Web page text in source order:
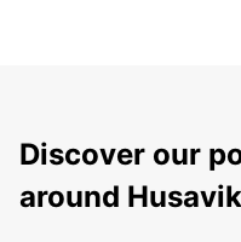
Discover our
around Husavik